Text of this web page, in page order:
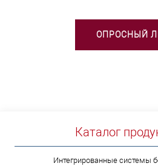
ОПРОСНЫЙ
Каталог
Интегрированные системы